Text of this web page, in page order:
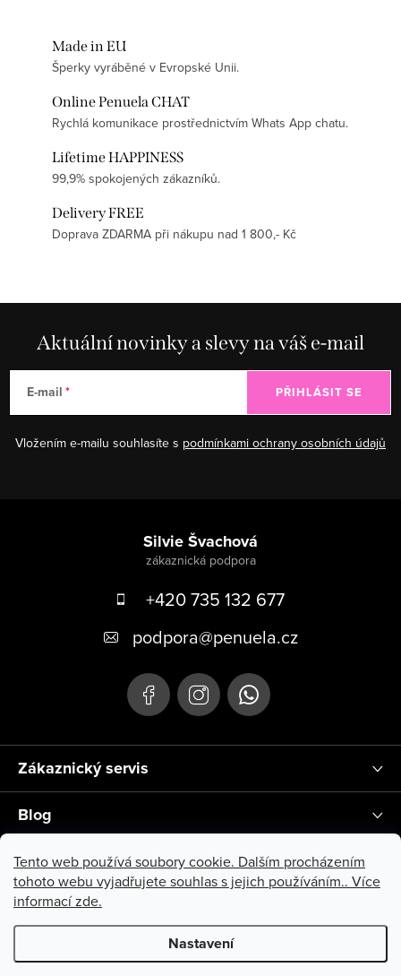
Tento web používá soubory cookie. Dalším procházením
tohoto webu vyjadřujete souhlas s jejich používáním.. Více
informacízde.
Nastavení
Made in EU
Šperky vyráběné v Evropské Unii.
Online Penuela CHAT
Rychlá komunikace prostřednictvím Whats App chatu.
Lifetime HAPPINESS
99,9% spokojených zákazníků.
Delivery FREE
Doprava ZDARMA při nákupu nad 1 800,- Kč
Aktuální novinky a slevy na váš e-mail
E-mail
Vložením e-mailu souhlasíte s podmínkami ochrany osobních údajů
PŘIHLÁSIT SE
Silvie Švachová
+420 735 132 677
podpora@penuela.cz
Zákaznický servis
Blog
Instagram